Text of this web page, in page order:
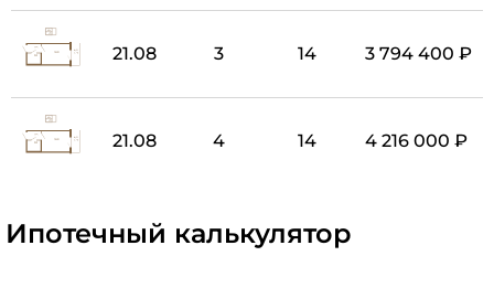
21.08 3 14 3 794 400 ₽
21.08 4 14 4 216 000 ₽
Ипотечный калькулятор